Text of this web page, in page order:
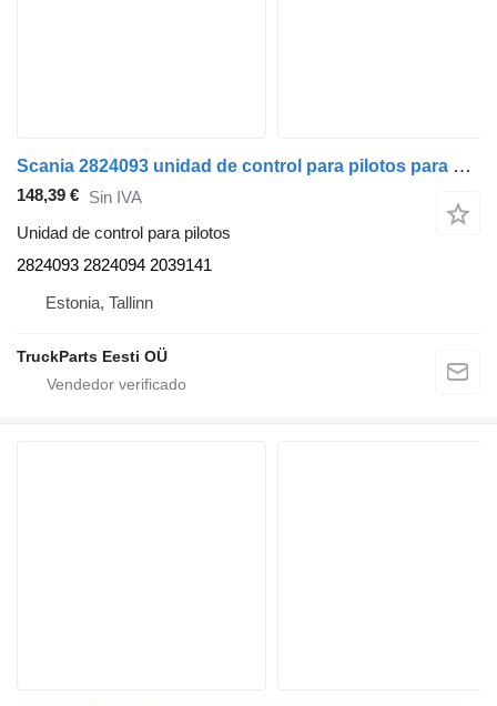
Scania 2824093 unidad de control para pilotos para Scania L,P,G,R,S-series (2016-) cabeza tractora
148,39 € Sin IVA
Unidad de control para pilotos
2824093 2824094 2039141
Estonia, Tallinn
TruckParts Eesti OÜ